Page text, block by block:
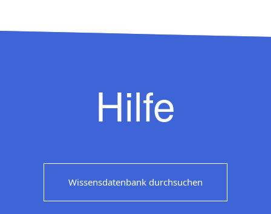
Hilfe
Wissensdatenbank durchsuchen